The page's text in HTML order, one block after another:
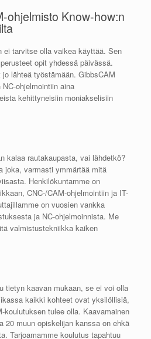
ohjelmisto Know-how:n
ei tarvitse olla vaikea käyttää. Sen
opit yhdessä päivässä.
lähteä työstämään. GibbsCAM
ohjelmointiin aina
kehittyneisiin moniakselisiin
kalaa rautakaupasta, vai lähdetkö?
joka, varmasti ymmärtää mitä
Henkilökuntamme on
CNC-/CAM-ohjelmointiin ja IT-
on vuosien vankka
ja NC-ohjelmoinnista. Me
valmistustekniikka kaiken
tietyn kaavan mukaan, se ei voi olla
kaikki kohteet ovat yksilöllisiä,
koulutuksen tulee olla. Kaavamainen
20 muun opiskelijan kanssa on ehkä
Tarjoamamme koulutus tapahtuu